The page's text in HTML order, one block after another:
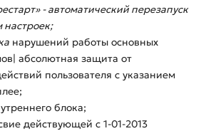
- автоматический перезапуск
настроек;
нарушений работы основных
абсолютная защита от
пользователя с указанием
блока;
действующей c 1-01-2013